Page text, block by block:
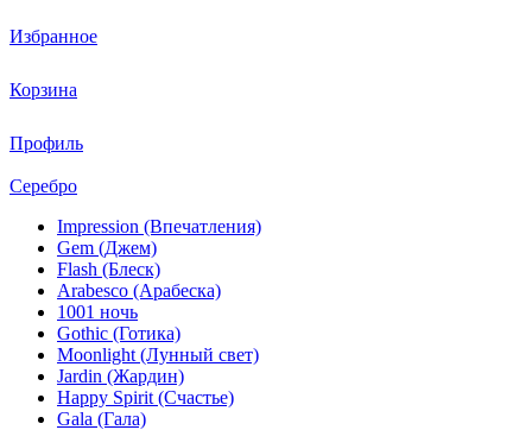
Избранное
Корзина
Профиль
Серебро
Impression (Впечатления)
Gem (Джем)
Flash (Блеск)
Arabesco (Арабеска)
1001 ночь
Gothic (Готика)
Moonlight (Лунный свет)
Jardin (Жардин)
Happy Spirit (Счастье)
Gala (Гала)